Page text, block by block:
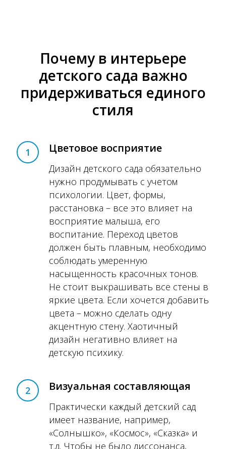
Почему в интерьере
детского сада важно
придерживаться единого
стиля
1 Цветовое восприятие
Дизайн детского сада обязательно
нужно продумывать с учетом
психологии. Цвет, формы,
расстановка – все это влияет на
восприятие малыша, его
воспитание. Переход цветов
должен быть плавным, необходимо
соблюдать умеренную
насыщенность красочных тонов.
Не стоит выкрашивать все стены в
яркие цвета. Если хочется добавить
цвета – можно сделать одну
акцентную стену. Хаотичный
дизайн негативно влияет на
детскую психику.
2 Визуальная составляющая
Практически каждый детский сад
имеет название, например,
«Солнышко», «Космос», «Сказка» и
т.д. Чтобы не было диссонанса,